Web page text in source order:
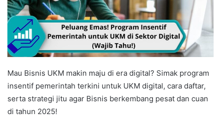
Mau Bisnis UKM makin maju di era digital? Simak program
insentif pemerintah terkini untuk UKM digital, cara daftar,
serta strategi jitu agar Bisnis berkembang pesat dan cuan
di tahun 2025!